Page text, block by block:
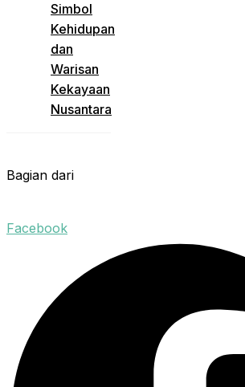
Simbol
Kehidupan
dan
Warisan
Kekayaan
Nusantara
Bagian dari
Facebook